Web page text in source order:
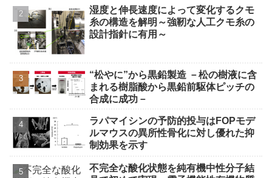
湿度と伸長速度によって変化するクモ
糸の構造を解明～強靭な人工クモ糸の
設計指針に有用～
“松やに”から黒鉛製造 －松の樹液に含
まれる樹脂酸から黒鉛前駆体ピッチの
合成に成功－
ラパマイシンの予防的投与はFOPモデ
ルマウスの異所性骨化に対し優れた抑
制効果を示す
不完全な酸化状態を純有機中性分子結